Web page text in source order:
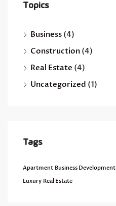
Topics
Business (4)
Construction (4)
Real Estate (4)
Uncategorized (1)
Tags
Apartment Business Development
Luxury Real Estate